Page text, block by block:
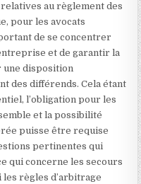
au règlement des
pour les avocats
de se concentrer
et de garantir la
une disposition
des différends. Cela étant
l’obligation pour les
et la possibilité
puisse être requise
pertinentes qui
qui concerne les secours
les règles d’arbitrage